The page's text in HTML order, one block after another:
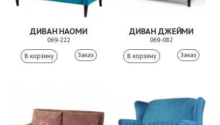
ДИВАН НАОМИ
069-222
Заказ
ДИВАН ДЖЕЙМИ
069-082
Заказ